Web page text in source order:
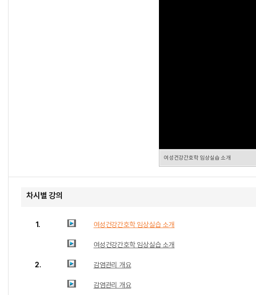
여성건강간호학 임상실습 소개
차시별 강의
1. 여성건강간호학 임상실습 소개
여성건강간호학 임상실습 소개
2. 감염관리 개요
감염관리 개요